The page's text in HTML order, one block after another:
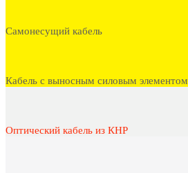
Самонесущий кабель
Кабель с выносным силовым элементом
Оптический кабель из КНР